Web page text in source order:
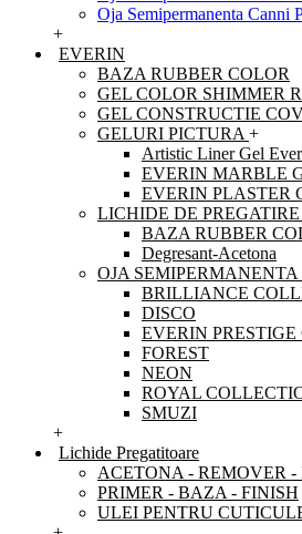
Oja Semipermanenta
+
EVERIN
BAZA RUBBER COLOR
GEL COLOR SHIMMER
GEL CONSTRUCTIE
GELURI PICTURA +
Artistic Liner Gel
EVERIN MARBLE
EVERIN PLASTER
LICHIDE DE PREGATIRE
BAZA RUBBER
Degresant-Acetona
OJA SEMIPERMANENTA
BRILLIANCE
DISCO
EVERIN
FOREST
NEON
ROYAL
SMUZI
+
Lichide Pregatitoare
ACETONA - REMOVER -
PRIMER - BAZA - FINISH
ULEI PENTRU